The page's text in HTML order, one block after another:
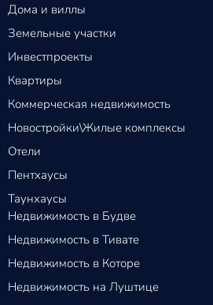
Дома и виллы
Земельные участки
Инвестпроекты
Квартиры
Коммерческая недвижимость
Новостройки\Жилые комплексы
Отели
Пентхаусы
Таунхаусы
Недвижимость в Будве
Недвижимость в Тивате
Недвижимость в Которе
Недвижимость на Луштице